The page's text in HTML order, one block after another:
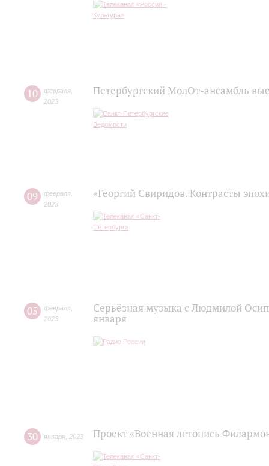
10 февраля
2023
Петербургский МолОт-ансамбль
09 февраля
2023
«Георгий Свиридов. Контрасты
05 февраля
2023
Серьёзная музыка с Людмилой
января
30 января 2023 Проект «Военная летопись